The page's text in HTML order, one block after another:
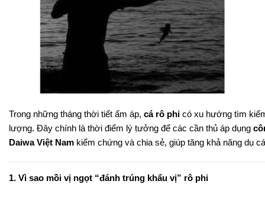
Trong những tháng thời tiết ấm áp, cá rô phi có xu hướng tìm
lượng. Đây chính là thời điểm lý tưởng để các cần thủ áp dụng
Daiwa Việt Nam kiểm chứng và chia sẻ, giúp tăng khả năng dụ
1. Vì sao mồi vị ngọt “đánh trúng khẩu vị” rô phi